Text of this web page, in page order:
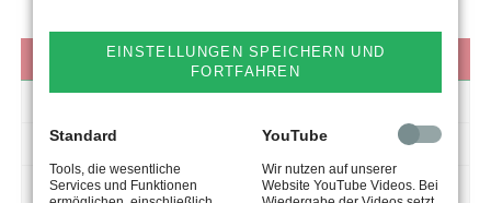
VIDEOS
TECHNIK
DOWNLOAD
EINSTELLUNGEN SPEICHERN UND
FORTFAHREN
Standard
Tools, die wesentliche
Services und Funktionen
YouTube
Wir nutzen auf unserer
Website YouTube Videos. Bei